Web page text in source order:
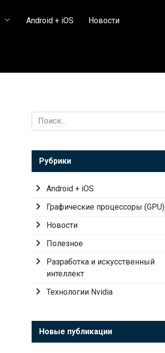
Android + iOS Новости
Search
for:
Рубрики
Android + iOS
Графические процессоры (GPU)
Новости
Полезное
Разработка и искусственный
интеллект
Технологии Nvidia
Новые публикации